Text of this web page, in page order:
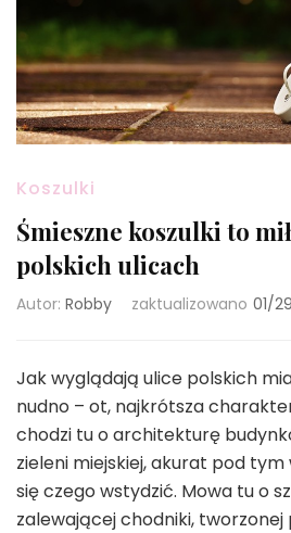
Koszulki
Śmieszne koszulki to
polskich ulicach
Autor: Robby zaktualizowano 01/
Jak wyglądają ulice polskich
nudno – ot, najkrótsza
chodzi tu o architekturę
zieleni miejskiej, akurat pod
się czego wstydzić. Mowa tu o
zalewającej chodniki, tworzonej